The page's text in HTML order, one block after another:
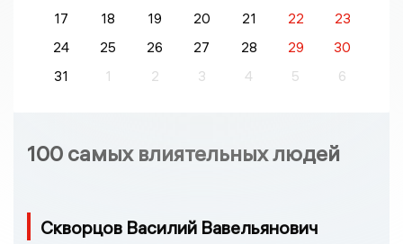
17
18 19 20 21 22
23
24
25 26 27 28 29
30
31
1 2 3 4 5 6
100 самых влиятельных людей
Скворцов Василий Вавельянович